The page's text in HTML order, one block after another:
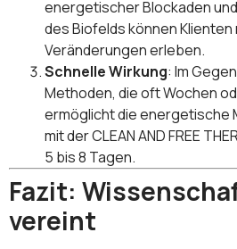
energetischer Blockaden
des Biofelds können
Veränderungen erleben.
Schnelle Wirkung: Im
Methoden, die oft Wochen
ermöglicht die energetische
mit der CLEAN AND FREE
5 bis 8 Tagen.
Fazit:
vereint